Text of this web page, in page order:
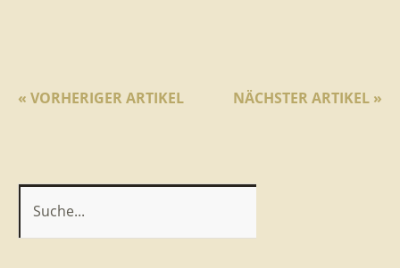
NÄCHSTER ARTIKEL »
« VORHERIGER ARTIKEL